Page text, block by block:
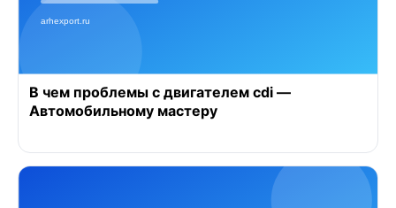
В чем проблемы с двигателем cdi —
Автомобильному мастеру